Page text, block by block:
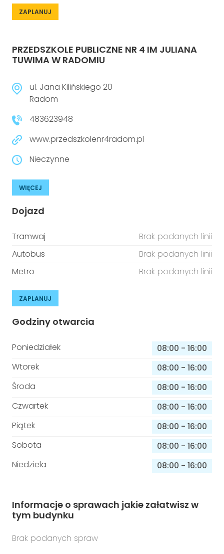
ZAPLANUJ
PRZEDSZKOLE PUBLICZNE NR 4 IM JULIANA
TUWIMA W RADOMIU
ul. Jana Kilińskiego 20
Radom
483623948
www.przedszkolenr4radom.pl
Nieczynne
WIĘCEJ
Dojazd
Tramwaj
Brak podanych linii
Autobus
Brak podanych linii
Metro
Brak podanych linii
ZAPLANUJ
Godziny otwarcia
Poniedziałek 08:00 - 16:00
Wtorek
08:00 - 16:00
Środa
08:00 - 16:00
Czwartek
08:00 - 16:00
Piątek
08:00 - 16:00
Sobota
08:00 - 16:00
Niedziela
08:00 - 16:00
Informacje o sprawach jakie załatwisz w
tym budynku
Brak podanych spraw